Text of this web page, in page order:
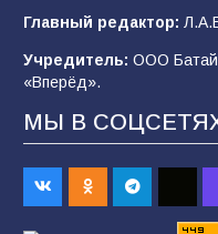
Будет ли
после выборов: в
99 06.08.2026
В детском саду №
строительные
спортивного
07.08.2026
Главный редактор:
Учредитель: ООО
«Вперёд».
МЫ В